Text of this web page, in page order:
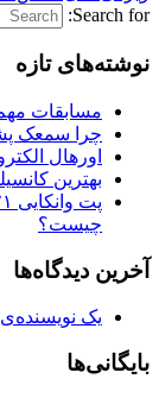
Search for:
نوشته‌های تازه
مسابقات
چرا سمعک
اورهال
بهترین
چیست؟
آخرین دیدگاه‌ها
یک
بایگانی‌ها